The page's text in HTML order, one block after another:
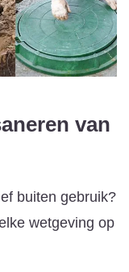
van
buiten gebruik?
wetgeving op